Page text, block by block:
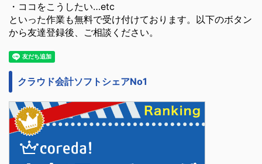
・ココをこうしたい…etc
といった作業も無料で受け付けております。以下のボタン
から友達登録後、ご相談ください。
クラウド会計ソフトシェアNo1